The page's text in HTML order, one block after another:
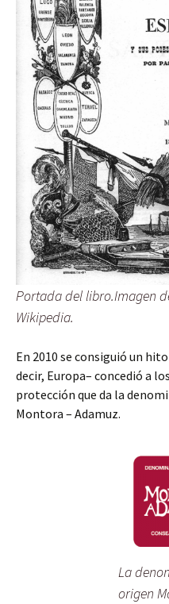
Portada del libro.Imagen
Wikipedia.
En 2010 se consiguió un
decir, Europa– concedió a
protección que da la
Montora – Adamuz.
La
origen